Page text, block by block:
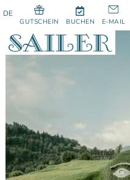
GUTSCHEIN BUCHEN E-MAIL
Previous